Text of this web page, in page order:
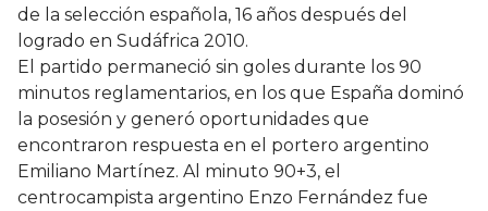
de la selección española, 16 años después del
logrado en Sudáfrica 2010.
El partido permaneció sin goles durante los 90
minutos reglamentarios, en los que España dominó
la posesión y generó oportunidades que
encontraron respuesta en el portero argentino
Emiliano Martínez. Al minuto 90+3, el
centrocampista argentino Enzo Fernández fue